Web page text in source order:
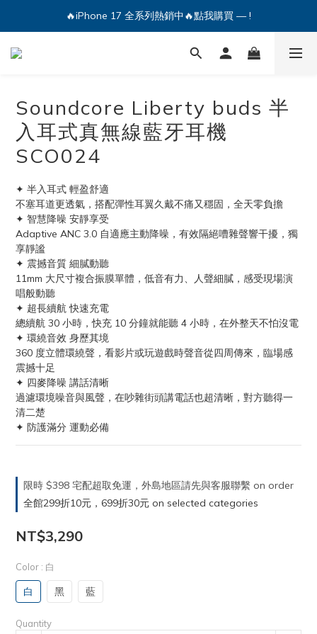
🔥iPhone 17 全系列熱銷中🔥點我購買 — !
🔥iPhone 17 全系列熱銷中🔥點我購買 — !
💕加入Q哥 Line 新好友領優惠券！🎫
Soundcore Liberty buds 半
入耳式真無線藍牙耳機
SCO024
✦ 半入耳式 輕盈舒適
不塞耳道更透氣，搭配彈性耳翼久戴不痛又穩固，全天零負擔
✦ 智慧降噪 安靜享受
Adaptive ANC 3.0 自適應主動降噪，有效隔絕嘈雜聲響干擾，獨
享靜謐
✦ 震撼音質 細膩動聽
11mm 大尺寸複合振膜單體，低音有力、人聲細膩，感受現場演
唱般動聽
✦ 超長續航 快速充電
總續航 30 小時，快充 10 分鐘就能聽 4 小時，在外整天不怕沒電
✦ 環繞音效 身歷其境
360 度立體環繞聲，看影片或玩遊戲時聲音從四周傳來，臨場感
震撼十足
✦ 四麥降噪 講話清晰
過濾環境噪音與風聲，在吵雜街頭講電話也超清晰，對方聽得一
清二楚
✦ 防護滿分 運動必備
限時 $398 宅配超取免運，外島地區請先與客服聯繫 on order
全館299折10元，699折30元 on selected categories
NT$3,290
Color : 白
白 黑 藍
Quantity